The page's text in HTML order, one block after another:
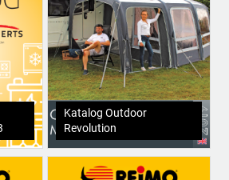
Katalog Outdoor
Revolution